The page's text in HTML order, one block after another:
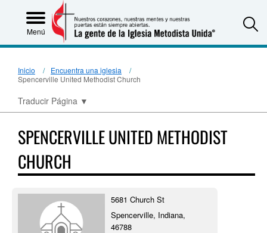
Menú
Inicio
Encuentra una iglesia
Spencerville United Methodist Church
Traducir Página ▼
SPENCERVILLE UNITED METHODIST
CHURCH
5681 Church St
Spencerville, Indiana,
46788